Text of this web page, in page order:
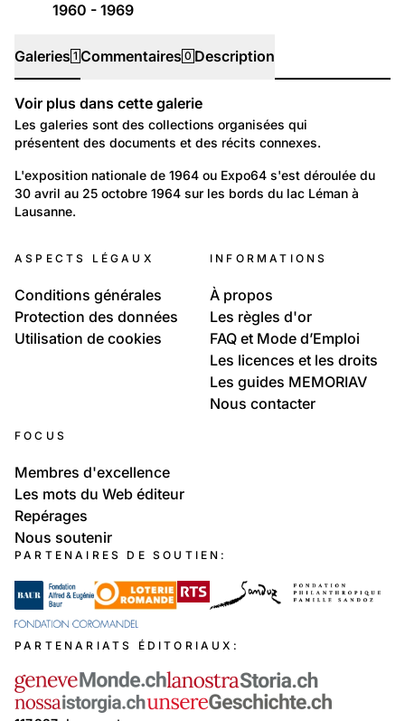
1960 - 1969
Galeries 1 Commentaires 0 Description
Galeries
Voir plus dans cette galerie
Les galeries sont des collections organisées qui
présentent des documents et des récits connexes.
Temps libre et culture: Loisirs
L'Exposition nationale de 1964
L'exposition nationale de 1964 ou Expo64 s'est déroulée du
30 avril au 25 octobre 1964 sur les bords du lac Léman à
Lausanne.
ASPECTS LÉGAUX
Conditions générales
Protection des données
Utilisation de cookies
INFORMATIONS
À propos
Les règles d'or
FAQ et Mode d’Emploi
Les licences et les droits
Les guides MEMORIAV
Nous contacter
FOCUS
Membres d'excellence
Les mots du Web éditeur
Repérages
Nous soutenir
PARTENAIRES DE SOUTIEN:
PARTENARIATS ÉDITORIAUX: